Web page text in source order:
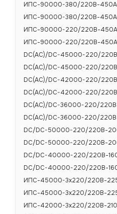
ИПС-90000-380/220В-
ИПС-90000-380/220В-
ИПС-90000-220/220В-
ИПС-90000-220/220В-
DC(AC)/DC-45000-220/
DC(AC)/DC-45000-220/
DC(AC)/DC-42000-220/
DC(AC)/DC-42000-220/
DC(AC)/DC-36000-220/
DC(AC)/DC-36000-220/
DC/DC-50000-220/220В-
DC/DC-50000-220/220В-
DC/DC-40000-220/220В-
DC/DC-40000-220/220В-
ИПС-45000-3х220/220В-
ИПС-45000-3х220/220В-
ИПС-42000-3х220/220В-